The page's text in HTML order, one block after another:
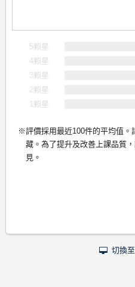
5顆星
4顆星
3顆星
2顆星
1顆星
評價採用最近100件的平均值
藏。為了提升及改善上課品質
見。
切換